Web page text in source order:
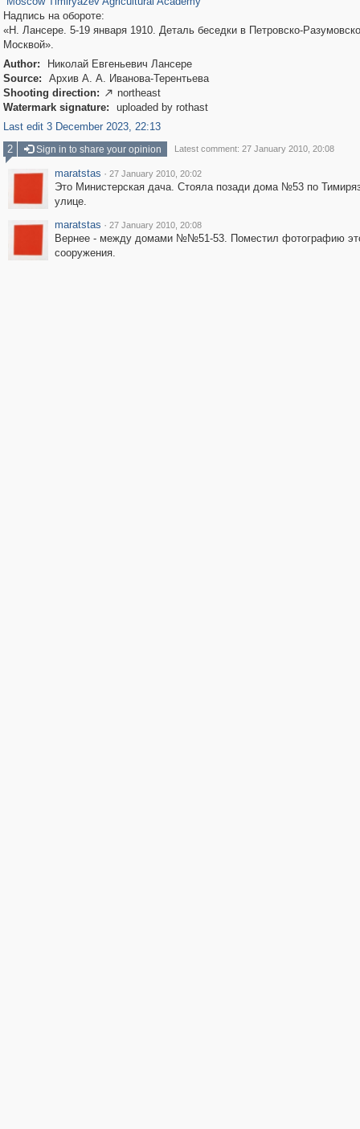
Надпись на обороте:
«Н. Лансере. 5-19 января 1910. Деталь беседки в Петровско-
Москвой».
Author:
Николай Евгеньевич Лансере
Source:
Архив А. А. Иванова-Терентьева
Shooting direction:  northeast
Watermark signature:
uploaded by rothast
Last edit 3 December 2023, 22:13
2
Sign in to share your opinion Latest comment: 27 January 2010, 20:08
maratstas · 27 January 2010, 20:02
Это Министерская дача. Стояла позади дома №53 по
улице.
maratstas · 27 January 2010, 20:08
Вернее - между домами №№51-53. Поместил фотографию
сооружения.